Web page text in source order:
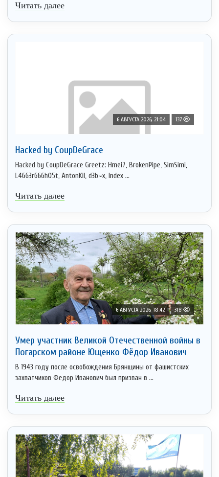
Читать далее
6 АВГУСТА 2026, 21:04 137
Hacked by CoupDeGrace
Hacked by CoupDeGrace Greetz: Hmei7, BrokenPipe, SimSimi,
L4663r666h05t, AntonKil, d3b~x, Index ...
Читать далее
6 АВГУСТА 2026, 18:42 318
Умер участник Великой Отечественной войны в
Погарском районе Ющенко Фёдор Иванович
В 1943 году после освобождения Брянщины от фашистских
захватчиков Федор Иванович был призван в ...
Читать далее